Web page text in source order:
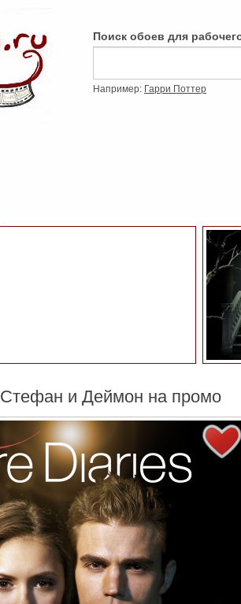
Поиск обоев для
Например: Гарри Поттер
и Деймон на промо